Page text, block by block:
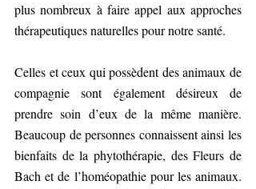
plus nombreux à faire appel aux approches
thérapeutiques naturelles pour notre santé.
Celles et ceux qui possèdent des animaux de
compagnie sont également désireux de
prendre soin d’eux de la même manière.
Beaucoup de personnes connaissent ainsi les
bienfaits de la phytothérapie, des Fleurs de
Bach et de l’homéopathie pour les animaux.